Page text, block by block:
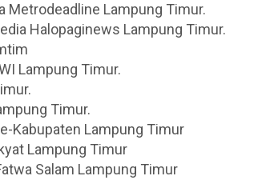
Metrodeadline Lampung Timur.
Halopaginews Lampung Timur.
Lampung Timur.
Timur.
Kabupaten Lampung Timur
Lampung Timur
Salam Lampung Timur